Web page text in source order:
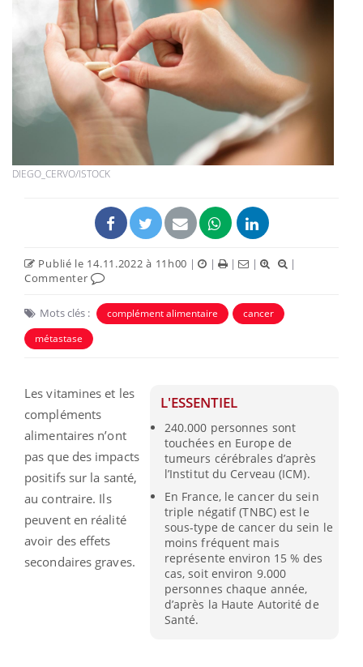
DIEGO_CERVO/ISTOCK
Publié le 14.11.2022 à 11h00 | | | |
|
Commenter
Mots clés : complément alimentaire
cancer
métastase
L'ESSENTIEL
240.000 personnes sont
touchées en Europe de
tumeurs cérébrales d’après
l’Institut du Cerveau (ICM).
En France, le cancer du sein
triple négatif (TNBC) est le
sous-type de cancer du sein le
moins fréquent mais
représente environ 15 % des
cas, soit environ 9.000
personnes chaque année,
d’après la Haute Autorité de
Santé.
Les vitamines et les
compléments
alimentaires n’ont
pas que des impacts
positifs sur la santé,
au contraire. Ils
peuvent en réalité
avoir des effets
secondaires graves.